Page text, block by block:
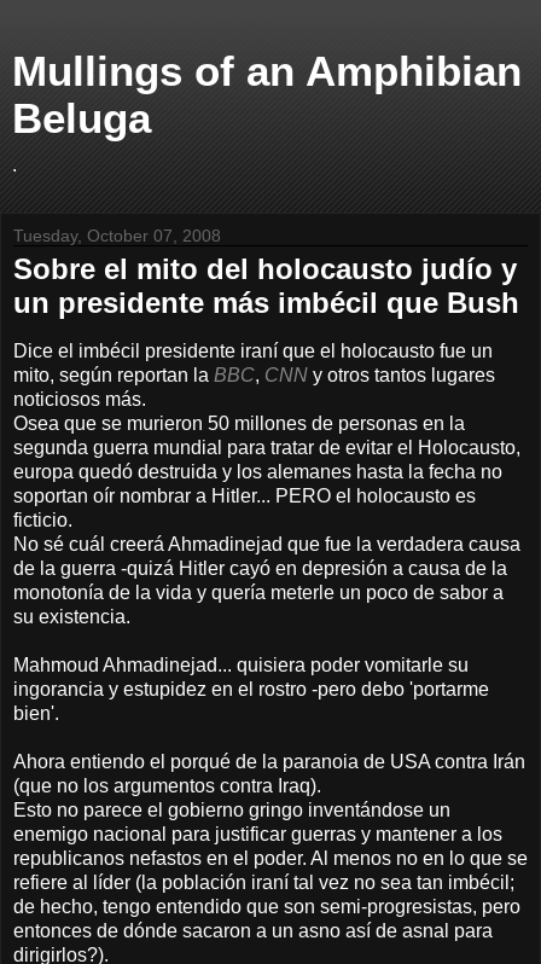
Mullings of an Amphibian
Beluga
.
Tuesday, October 07, 2008
Sobre el mito del holocausto judío y
un presidente más imbécil que Bush
Dice el imbécil presidente iraní que el holocausto fue un
mito, según reportan la BBC, CNN y otros tantos lugares
noticiosos más.
Osea que se murieron 50 millones de personas en la
segunda guerra mundial para tratar de evitar el Holocausto,
europa quedó destruida y los alemanes hasta la fecha no
soportan oír nombrar a Hitler... PERO el holocausto es
ficticio.
No sé cuál creerá Ahmadinejad que fue la verdadera causa
de la guerra -quizá Hitler cayó en depresión a causa de la
monotonía de la vida y quería meterle un poco de sabor a
su existencia.
Mahmoud Ahmadinejad... quisiera poder vomitarle su
ingorancia y estupidez en el rostro -pero debo 'portarme
bien'.
Ahora entiendo el porqué de la paranoia de USA contra Irán
(que no los argumentos contra Iraq).
Esto no parece el gobierno gringo inventándose un
enemigo nacional para justificar guerras y mantener a los
republicanos nefastos en el poder. Al menos no en lo que se
refiere al líder (la población iraní tal vez no sea tan imbécil;
de hecho, tengo entendido que son semi-progresistas, pero
entonces de dónde sacaron a un asno así de asnal para
dirigirlos?).